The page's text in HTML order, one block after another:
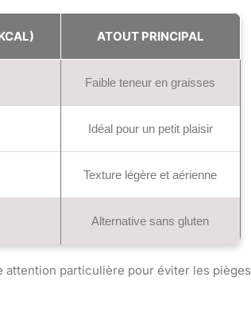
ATOUT PRINCIPAL
Faible teneur en graisses
Idéal pour un petit plaisir
Texture légère et aérienne
Alternative sans gluten
particulière pour éviter les pièges